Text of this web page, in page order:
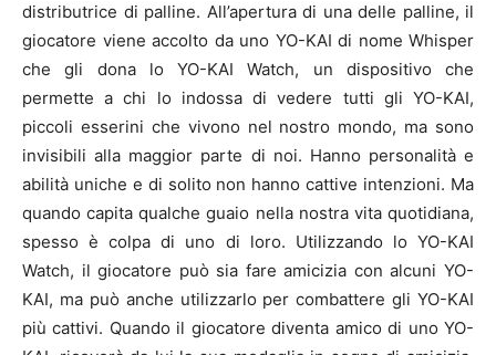
distributrice di palline. All’apertura di una delle palline, il
giocatore viene accolto da uno YO-KAI di nome Whisper
che gli dona lo YO-KAI Watch, un dispositivo che
permette a chi lo indossa di vedere tutti gli YO-KAI,
piccoli esserini che vivono nel nostro mondo, ma sono
invisibili alla maggior parte di noi. Hanno personalità e
abilità uniche e di solito non hanno cattive intenzioni. Ma
quando capita qualche guaio nella nostra vita quotidiana,
spesso è colpa di uno di loro. Utilizzando lo YO-KAI
Watch, il giocatore può sia fare amicizia con alcuni YO-
KAI, ma può anche utilizzarlo per combattere gli YO-KAI
più cattivi. Quando il giocatore diventa amico di uno YO-